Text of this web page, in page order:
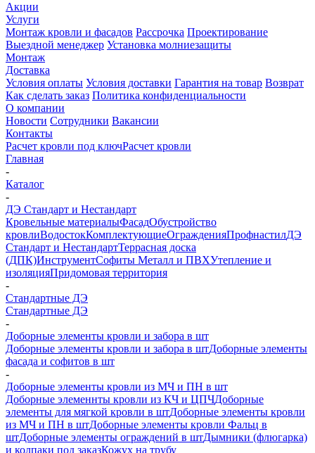
Акции
Услуги
Монтаж кровли и фасадов Рассрочка Проектирование
Выездной менеджер Установка молниезащиты
Монтаж
Доставка
Условия оплаты Условия доставки Гарантия на товар Возврат
Как сделать заказ Политика конфиденциальности
О компании
Новости Сотрудники Вакансии
Контакты
Расчет кровли под ключРасчет кровли
Главная
-
Каталог
-
ДЭ Стандарт и Нестандарт
Кровельные материалыФасадОбустройство
кровлиВодостокКомплектующиеОгражденияПрофнастилДЭ
Стандарт и НестандартТеррасная доска
(ДПК)ИнструментСофиты Металл и ПВХУтепление и
изоляцияПридомовая территория
-
Стандартные ДЭ
Стандартные ДЭ
-
Доборные элементы кровли и забора в шт
Доборные элементы кровли и забора в штДоборные элементы
фасада и софитов в шт
-
Доборные элементы кровли из МЧ и ПН в шт
Доборные элеменнты кровли из КЧ и ЦПЧДоборные
элементы для мягкой кровли в штДоборные элементы кровли
из МЧ и ПН в штДоборные элементы кровли Фальц в
штДоборные элементы ограждений в штДымники (флюгарка)
и колпаки под заказКожух на трубу